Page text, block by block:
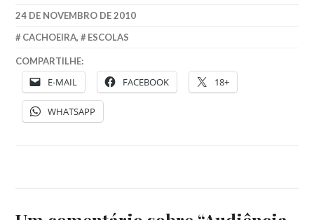
24 DE NOVEMBRO DE 2010
CACHOEIRA, ESCOLAS
COMPARTILHE:
E-MAIL FACEBOOK 18+
WHATSAPP